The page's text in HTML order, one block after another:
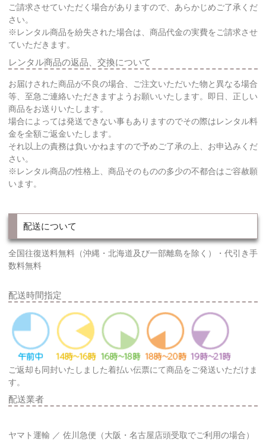
ご請求させていただく場合がありますので、あらかじめご了承くだ
さい。
※レンタル商品を紛失された場合は、商品代金の実費をご請求させ
ていただきます。
レンタル商品の返品、交換について
お届けされた商品が不良の場合、ご注文いただいた物と異なる場合
等、至急ご連絡いただきますようお願いいたします。即日、正しい
商品をお送りいたします。
場合によっては発送できない事もありますのでその際はレンタル料
金を全額ご返金いたします。
それ以上の責務は負いかねますので予めご了承の上、お申込みくだ
さい。
※レンタル商品の性格上、商品そのものの多少の不都合はご容赦願
います。
配送について
全国往復送料無料（沖縄・北海道及び一部離島を除く）・代引き手
数料無料
配送時間指定
ご返却も同封いたしました着払い伝票にて商品をご発送いただけま
す。
配送業者
ヤマト運輸 ／ 佐川急便（大阪・名古屋店頭受取でご利用の場合）